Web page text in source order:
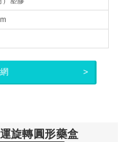
旋轉圓形藥盒